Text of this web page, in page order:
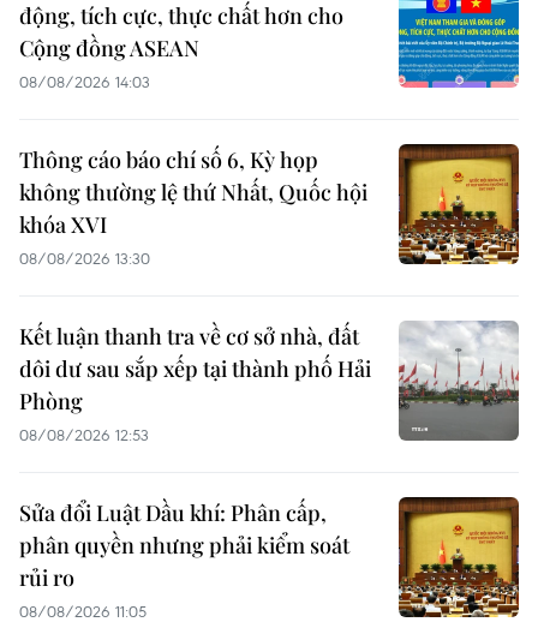
động, tích cực, thực chất hơn cho
Cộng đồng ASEAN
08/08/2026 14:03
Thông cáo báo chí số 6, Kỳ họp
không thường lệ thứ Nhất, Quốc hội
khóa XVI
08/08/2026 13:30
Kết luận thanh tra về cơ sở nhà, đất
dôi dư sau sắp xếp tại thành phố Hải
Phòng
08/08/2026 12:53
Sửa đổi Luật Dầu khí: Phân cấp,
phân quyền nhưng phải kiểm soát
rủi ro
08/08/2026 11:05